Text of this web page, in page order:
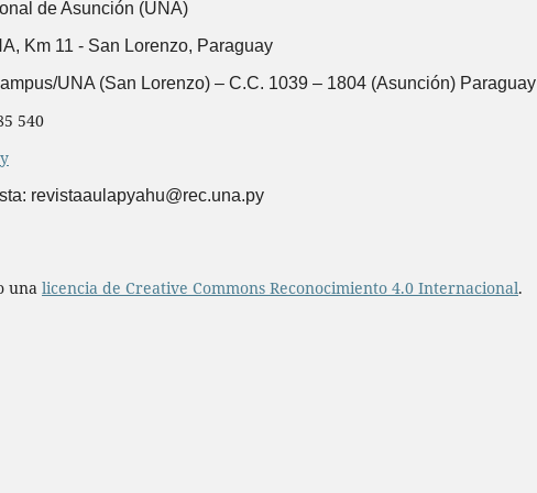
de Asunción (UNA)
Km 11 - San Lorenzo, Paraguay
UNA (San Lorenzo) – C.C. 1039 – 1804 (Asunción) Paraguay
540
revistaaulapyahu@rec.una.py
una licencia de Creative Commons Reconocimiento 4.0 Internacional.